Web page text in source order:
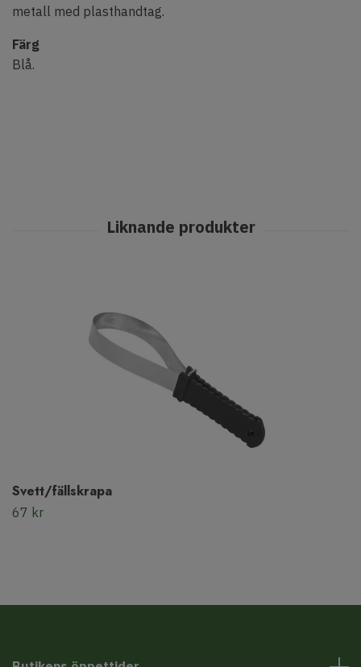
metall med plasthandtag.
Färg
Blå.
Svett/fällskrapa
67 kr